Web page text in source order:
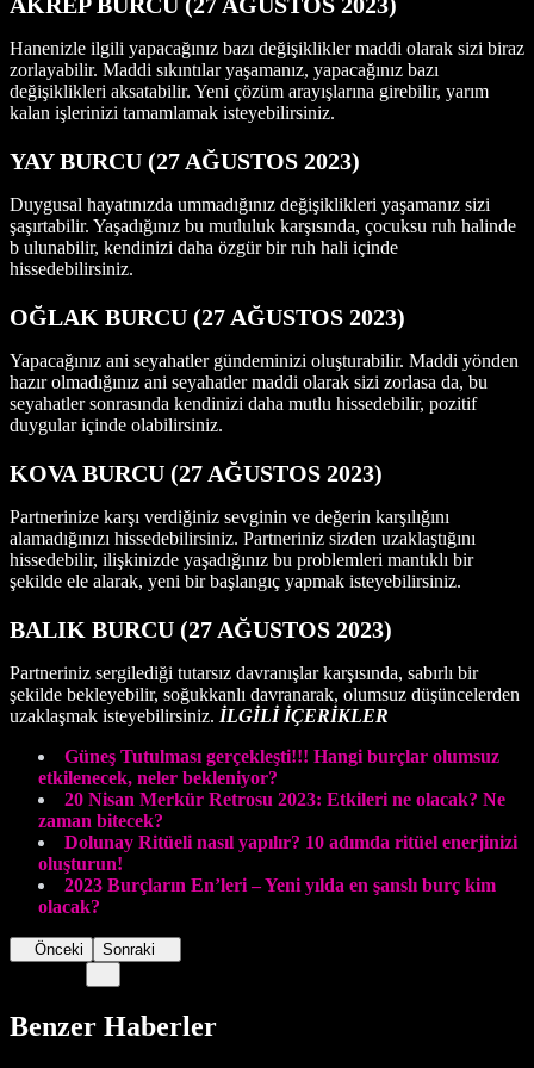
Hanenizle ilgili yapacağınız bazı değişiklikler maddi olarak sizi biraz
zorlayabilir. Maddi sıkıntılar yaşamanız, yapacağınız bazı
değişiklikleri aksatabilir. Yeni çözüm arayışlarına girebilir, yarım
kalan işlerinizi tamamlamak isteyebilirsiniz.
YAY BURCU (27 AĞUSTOS 2023)
Duygusal hayatınızda ummadığınız değişiklikleri yaşamanız sizi
şaşırtabilir. Yaşadığınız bu mutluluk karşısında, çocuksu ruh halinde
b ulunabilir, kendinizi daha özgür bir ruh hali içinde
hissedebilirsiniz.
OĞLAK BURCU (27 AĞUSTOS 2023)
Yapacağınız ani seyahatler gündeminizi oluşturabilir. Maddi yönden
hazır olmadığınız ani seyahatler maddi olarak sizi zorlasa da, bu
seyahatler sonrasında kendinizi daha mutlu hissedebilir, pozitif
duygular içinde olabilirsiniz.
KOVA BURCU (27 AĞUSTOS 2023)
Partnerinize karşı verdiğiniz sevginin ve değerin karşılığını
alamadığınızı hissedebilirsiniz. Partneriniz sizden uzaklaştığını
hissedebilir, ilişkinizde yaşadığınız bu problemleri mantıklı bir
şekilde ele alarak, yeni bir başlangıç yapmak isteyebilirsiniz.
BALIK BURCU (27 AĞUSTOS 2023)
Partneriniz sergilediği tutarsız davranışlar karşısında, sabırlı bir
şekilde bekleyebilir, soğukkanlı davranarak, olumsuz düşüncelerden
uzaklaşmak isteyebilirsiniz. İLGİLİ İÇERİKLER
Güneş Tutulması gerçekleşti!!! Hangi burçlar olumsuz
etkilenecek, neler bekleniyor?
20 Nisan Merkür Retrosu 2023: Etkileri ne olacak? Ne
zaman bitecek?
Dolunay Ritüeli nasıl yapılır? 10 adımda ritüel enerjinizi
oluşturun!
2023 Burçların En’leri – Yeni yılda en şanslı burç kim
olacak?
Önceki Sonraki
Benzer Haberler